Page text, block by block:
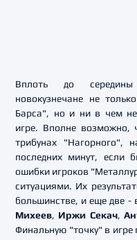
Вплоть до
новокузнечане не
Барса", но и ни в чем не
игре. Вполне возможно,
трибунах "Нагорного",
последних минут, если
ошибки игроков
ситуациями. Их
большинстве, и еще две -
Михеев, Иржи Секач,
Финальную "точку" в